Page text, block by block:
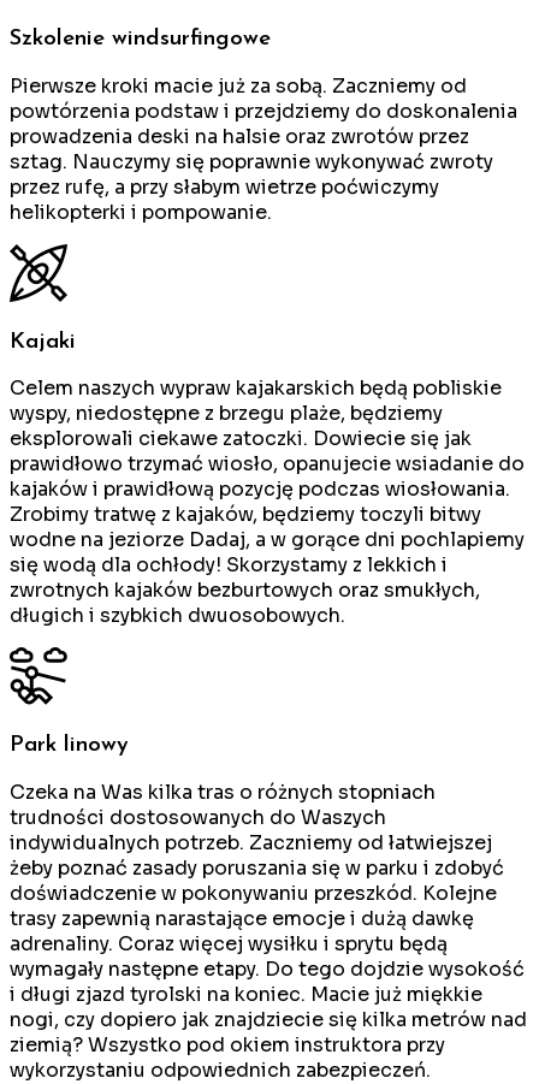
Szkolenie windsurfingowe
Pierwsze kroki macie już za sobą. Zaczniemy od
powtórzenia podstaw i przejdziemy do doskonalenia
prowadzenia deski na halsie oraz zwrotów przez
sztag. Nauczymy się poprawnie wykonywać zwroty
przez rufę, a przy słabym wietrze poćwiczymy
helikopterki i pompowanie.
Kajaki
Celem naszych wypraw kajakarskich będą pobliskie
wyspy, niedostępne z brzegu plaże, będziemy
eksplorowali ciekawe zatoczki. Dowiecie się jak
prawidłowo trzymać wiosło, opanujecie wsiadanie do
kajaków i prawidłową pozycję podczas wiosłowania.
Zrobimy tratwę z kajaków, będziemy toczyli bitwy
wodne na jeziorze Dadaj, a w gorące dni pochlapiemy
się wodą dla ochłody! Skorzystamy z lekkich i
zwrotnych kajaków bezburtowych oraz smukłych,
długich i szybkich dwuosobowych.
Park linowy
Czeka na Was kilka tras o różnych stopniach
trudności dostosowanych do Waszych
indywidualnych potrzeb. Zaczniemy od łatwiejszej
żeby poznać zasady poruszania się w parku i zdobyć
doświadczenie w pokonywaniu przeszkód. Kolejne
trasy zapewnią narastające emocje i dużą dawkę
adrenaliny. Coraz więcej wysiłku i sprytu będą
wymagały następne etapy. Do tego dojdzie wysokość
i długi zjazd tyrolski na koniec. Macie już miękkie
nogi, czy dopiero jak znajdziecie się kilka metrów nad
ziemią? Wszystko pod okiem instruktora przy
wykorzystaniu odpowiednich zabezpieczeń.